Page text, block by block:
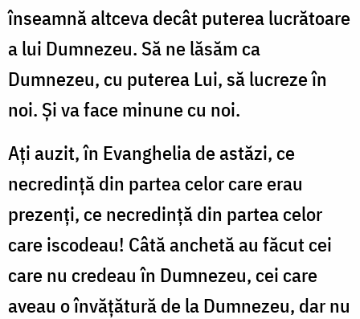
înseamnă altceva decât puterea lucrătoare
a lui Dumnezeu. Să ne lăsăm ca
Dumnezeu, cu puterea Lui, să lucreze în
noi. Şi va face minune cu noi.
Aţi auzit, în Evanghelia de astăzi, ce
necredinţă din partea celor care erau
prezenţi, ce necredinţă din partea celor
care iscodeau! Câtă anchetă au făcut cei
care nu credeau în Dumnezeu, cei care
aveau o învăţătură de la Dumnezeu, dar nu